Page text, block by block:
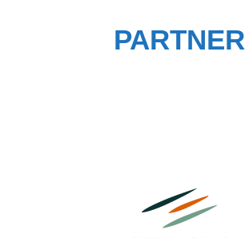
PARTNER